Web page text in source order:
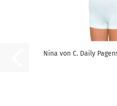
Nina von C. Daily